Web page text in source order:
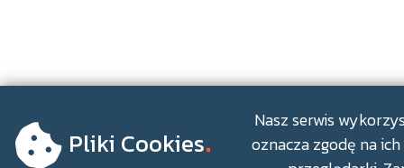
Pliki Cookies.
Nasz serwis
oznacza zgodę na